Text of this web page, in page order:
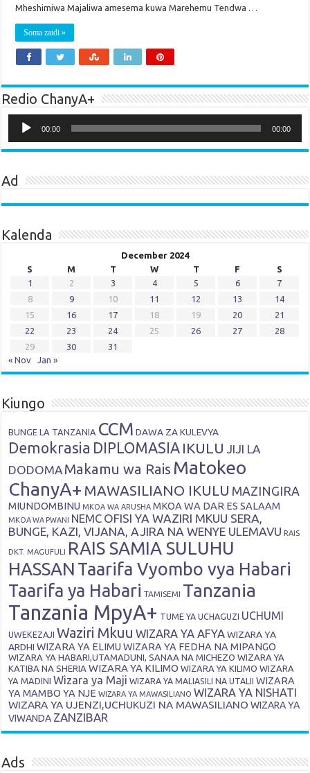
Mheshimiwa Majaliwa amesema kuwa Marehemu Tendwa …
Soma zaidi »
Redio ChanyA+
Player
00:00 00:00
Ad
Kalenda
December 2024
S
M T W T F
S
1
2 3 4 5 6
7
8
9 10 11 12 13
14
15
16 17 18 19 20
21
22
23 24 25 26 27
28
29
30
31
« Nov
Jan »
Kiungo
BUNGE LA TANZANIA CCM DAWA ZA KULEVYA
Demokrasia DIPLOMASIA IKULU JIJI LA
DODOMA Makamu wa Rais Matokeo
ChanyA+ MAWASILIANO IKULU MAZINGIRA
MIUNDOMBINU MKOA WA ARUSHA MKOA WA DAR ES SALAAM
MKOA WA PWANI NEMC OFISI YA WAZIRI MKUU SERA,
BUNGE, KAZI, VIJANA, AJIRA NA WENYE ULEMAVU RAIS
DKT. MAGUFULI
RAIS SAMIA SULUHU
HASSAN Taarifa Vyombo vya Habari
Taarifa ya Habari TAMISEMI Tanzania
Tanzania MpyA+ TUME YA UCHAGUZI UCHUMI
UWEKEZAJI Waziri Mkuu WIZARA YA AFYA WIZARA YA
ARDHI WIZARA YA ELIMU WIZARA YA FEDHA NA MIPANGO
WIZARA YA HABARI,UTAMADUNI, SANAA NA MICHEZO WIZARA YA
KATIBA NA SHERIA WIZARA YA KILIMO WIZARA YA KILIMO WIZARA
YA MADINI Wizara ya Maji WIZARA YA MALIASILI NA UTALII
WIZARA
YA MAMBO YA NJE WIZARA YA MAWASILIANO WIZARA YA NISHATI
WIZARA YA UJENZI,UCHUKUZI NA MAWASILIANO WIZARA YA
VIWANDA ZANZIBAR
Ads